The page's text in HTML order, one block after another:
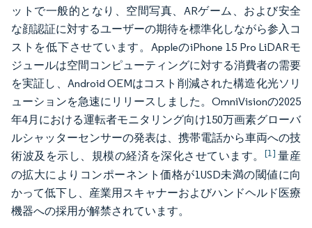
ットで一般的となり、空間写真、ARゲーム、および安全
な顔認証に対するユーザーの期待を標準化しながら参入コ
ストを低下させています。AppleのiPhone 15 Pro LiDARモ
ジュールは空間コンピューティングに対する消費者の需要
を実証し、Android OEMはコスト削減された構造化光ソリ
ューションを急速にリリースしました。OmniVisionの2025
年4月における運転者モニタリング向け150万画素グローバ
ルシャッターセンサーの発表は、携帯電話から車両への技
術波及を示し、規模の経済を深化させています。 [1] 量産
の拡大によりコンポーネント価格が1USD未満の閾値に向
かって低下し、産業用スキャナーおよびハンドヘルド医療
機器への採用が解禁されています。